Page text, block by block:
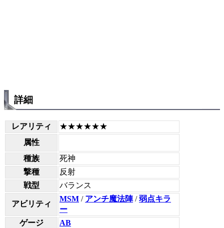
詳細
レアリティ
★★★★★★
属性
種族
死神
撃種
反射
戦型
バランス
アビリティ
MSM / アンチ魔法陣/弱点キラ
ー
ゲージ
AB